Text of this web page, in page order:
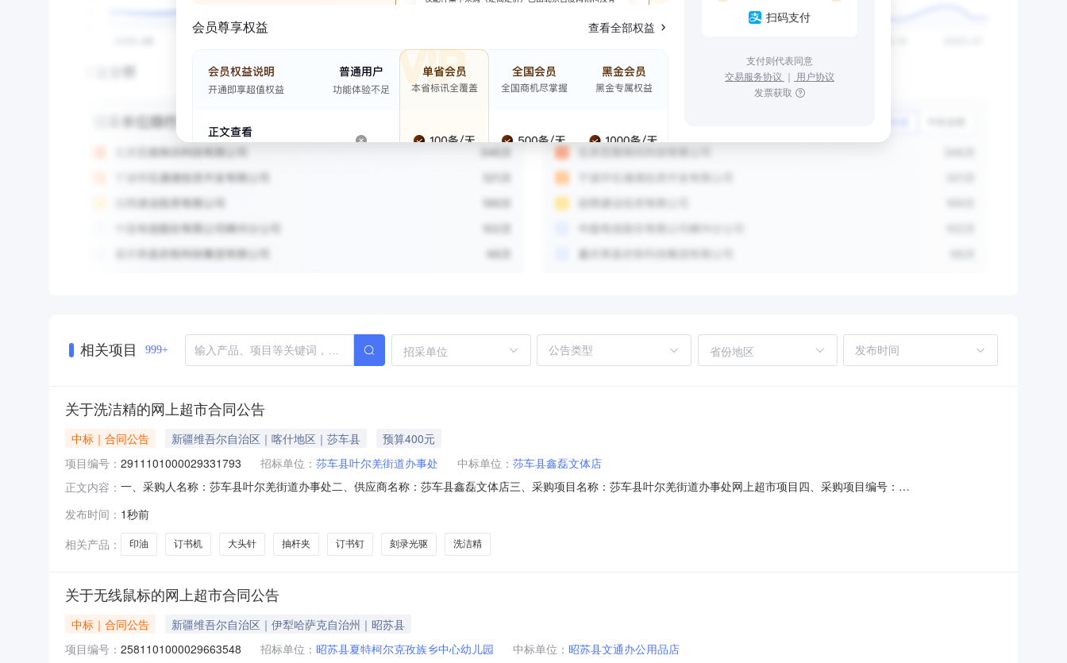
会员尊享权益 查看全部权益
扫码支付
支付则代表同意
交易服务协议 ｜ 用户协议
发票获取
相关项目 999+ 招采单位 省份地区
关于洗洁精的网上超市合同公告
中标｜合同公告 新疆维吾尔自治区｜喀什地区｜莎车县
预算400元
项目编号： 2911101000029331793 招标单位： 莎车县叶尔羌街道办事处 中标单位： 莎车县鑫磊文体店
正文内容： 一、采购人名称：莎车县叶尔羌街道办事处二、供应商名称：莎车县鑫磊文体店三、采购项目名称：莎车县叶尔羌街道办事处网上超市项目四、采购项目编号：
瓶洗碗剂厨房柠檬香500g30瓶白猫/WhiteCat500g*30瓶箱20.0015030002绿联CM138type-c款（带线0.5米）外置USB2.0DVD-RW刻录光驱
发布时间： 1秒前
相关产品：
印油 订书机 大头针 抽杆夹 订书钉 刻录光驱 洗洁精
关于无线鼠标的网上超市合同公告
中标｜合同公告
新疆维吾尔自治区｜伊犁哈萨克自治州｜昭苏县
项目编号： 2581101000029663548 招标单位： 昭苏县夏特柯尔克孜族乡中心幼儿园 中标单位： 昭苏县文通办公用品店